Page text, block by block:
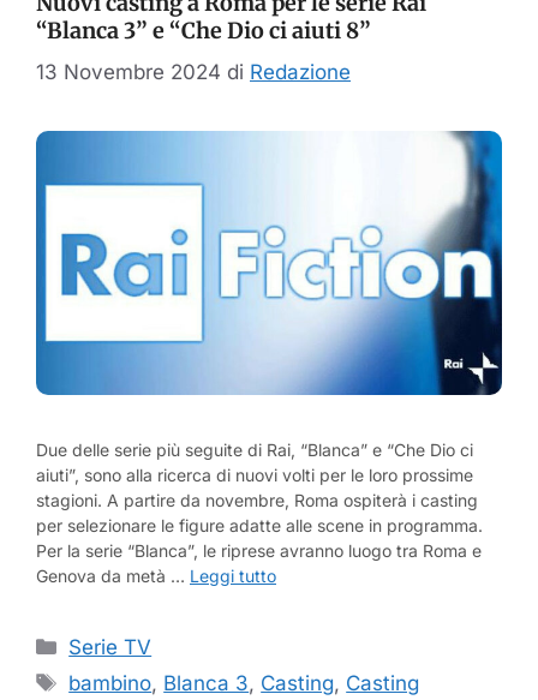
“Blanca 3” e “Che Dio ci aiuti 8”
13 Novembre 2024 di Redazione
Due delle serie più seguite di Rai, “Blanca” e “Che Dio ci
aiuti”, sono alla ricerca di nuovi volti per le loro prossime
stagioni. A partire da novembre, Roma ospiterà i casting
per selezionare le figure adatte alle scene in programma.
Per la serie “Blanca”, le riprese avranno luogo tra Roma e
Genova da metà … Leggi tutto
Categorie
Serie TV
Tag
bambino, Blanca 3, Casting, Casting